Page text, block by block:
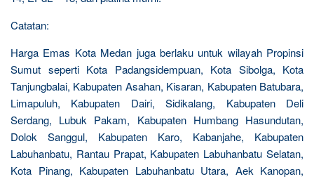
Catatan:
Harga Emas Kota Medan juga berlaku untuk wilayah Propinsi
Sumut seperti Kota Padangsidempuan, Kota Sibolga, Kota
Tanjungbalai, Kabupaten Asahan, Kisaran, Kabupaten Batubara,
Limapuluh, Kabupaten Dairi, Sidikalang, Kabupaten Deli
Serdang, Lubuk Pakam, Kabupaten Humbang Hasundutan,
Dolok Sanggul, Kabupaten Karo, Kabanjahe, Kabupaten
Labuhanbatu, Rantau Prapat, Kabupaten Labuhanbatu Selatan,
Kota Pinang, Kabupaten Labuhanbatu Utara, Aek Kanopan,